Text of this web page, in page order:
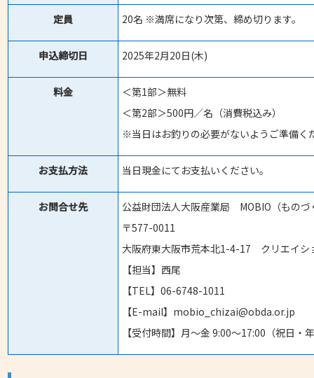
定員 20名 ※満席になり次第、締め切ります。
申込締切日 2025年2月20日(木)
料金
＜第1部＞無料
＜第2部＞500円／名（消費税込み）
※当日はお釣りの必要がないようご準備く
お支払方法 当日現金にてお支払いください。
お問合せ先
公益財団法人大阪産業局 MOBIO（ものづ
〒577-0011
大阪府東大阪市荒本北1-4-17 クリエイシ
【担当】西尾
【TEL】06-6748-1011
【E-mail】mobio_chizai@obda.or.jp
【受付時間】月～金 9:00～17:00（祝日・